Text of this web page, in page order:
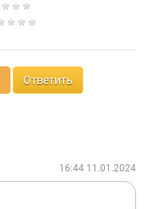
Ответить
16:44 11.01.2024